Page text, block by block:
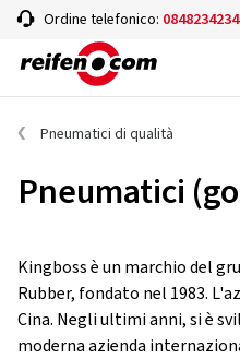
Ordine telefonico: 0848234234
Pneumatici di qualità
Pneumatici
Kingboss è un marchio del
Rubber, fondato nel 1983.
Cina. Negli ultimi anni, si è
moderna azienda